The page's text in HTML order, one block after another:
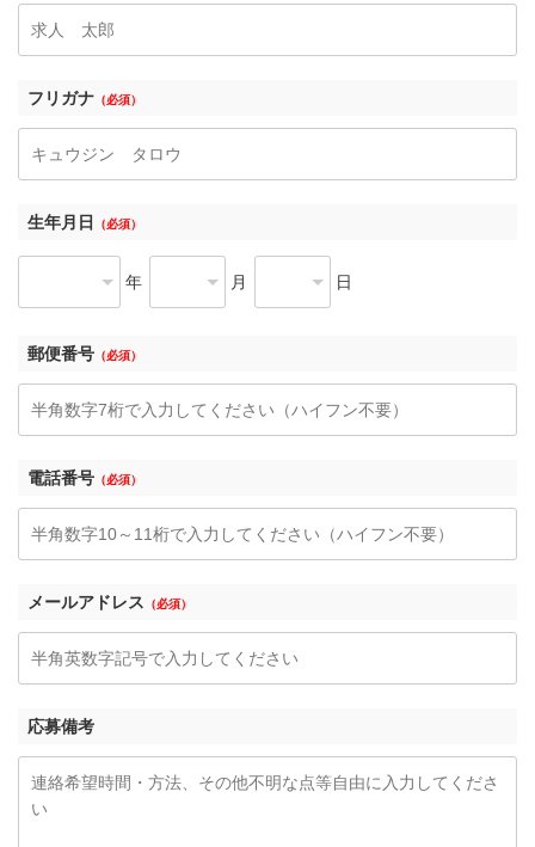
フリガナ （必須）
生年月日 （必須）
年 月 日
郵便番号 （必須）
電話番号 （必須）
メールアドレス （必須）
応募備考